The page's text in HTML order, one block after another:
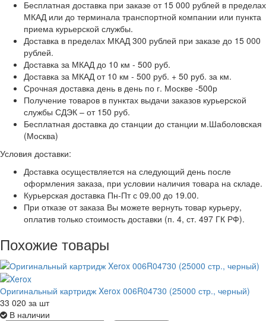
Бесплатная доставка при заказе от 15 000 рублей в пределах
МКАД или до терминала транспортной компании или пункта
приема курьерской службы.
Доставка в пределах МКАД 300 рублей при заказе до 15 000
рублей.
Доставка за МКАД до 10 км - 500 руб.
Доставка за МКАД от 10 км - 500 руб. + 50 руб. за км.
Срочная доставка день в день по г. Москве -500р
Получение товаров в пунктах выдачи заказов курьерской
службы СДЭК – от 150 руб.
Бесплатная доставка до станции до станции м.Шаболовская
(Москва)
Условия доставки:
Доставка осуществляется на следующий день после
оформления заказа, при условии наличия товара на складе.
Курьерская доставка Пн-Пт с 09.00 до 19.00.
При отказе от заказа Вы можете вернуть товар курьеру,
оплатив только стоимость доставки (п. 4, ст. 497 ГК РФ).
Похожие товары
Оригинальный картридж Xerox 006R04730 (25000 стр., черный)
33 020 за шт
В наличии